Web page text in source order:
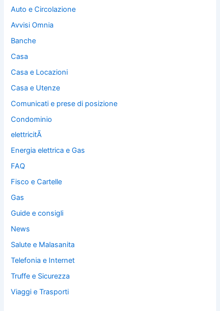
Auto e Circolazione
Avvisi Omnia
Banche
Casa
Casa e Locazioni
Casa e Utenze
Comunicati e prese di posizione
Condominio
elettricitÃ
Energia elettrica e Gas
FAQ
Fisco e Cartelle
Gas
Guide e consigli
News
Salute e Malasanita
Telefonia e Internet
Truffe e Sicurezza
Viaggi e Trasporti